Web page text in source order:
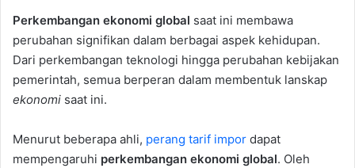
Perkembangan ekonomi global saat ini membawa
perubahan signifikan dalam berbagai aspek kehidupan.
Dari perkembangan teknologi hingga perubahan kebijakan
pemerintah, semua berperan dalam membentuk lanskap
ekonomi saat ini.
Menurut beberapa ahli, perang tarif impor dapat
mempengaruhi perkembangan ekonomi global. Oleh